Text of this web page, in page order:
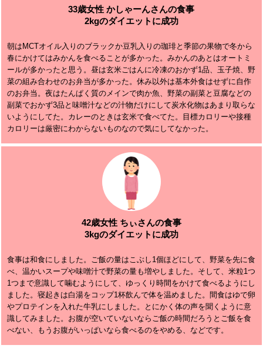
33歳女性 かしゃーんさんの食事
2kgのダイエットに成功
朝はMCTオイル入りのブラックか豆乳入りの珈琲と季節の果物で冬から
春にかけてはみかんを食べることが多かった。みかんのあとはオートミ
ールが多かったと思う。昼は玄米ごはんに冷凍のおかず1品、玉子焼、野
菜の組み合わせのお弁当が多かった。休み以外は基本外食はせずに自作
のお弁当。夜はたんぱく質のメインで肉か魚、野菜の副菜と豆腐などの
副菜でおかず3品と味噌汁などの汁物だけにして炭水化物はあまり取らな
いようにしてた。カレーのときは玄米で食べてた。目標カロリーや接種
カロリーは厳密にわからないものなので気にしてなかった。
42歳女性 ちぃさんの食事
3kgのダイエットに成功
食事は和食にしました。ご飯の量はこぶし1個ほどにして、野菜を先に食
べ、温かいスープや味噌汁で野菜の量も増やしました。そして、米粒1つ
1つまで意識して噛むようにして、ゆっくり時間をかけて食べるようにし
ました。寝起きは白湯をコップ1杯飲んで体を温めました。間食はゆで卵
やプロテインを入れた牛乳にしました。とにかく体の声を聞くように意
識してみました。お腹が空いていないならご飯の時間だろうとご飯を食
べない、もうお腹がいっぱいなら食べるのをやめる、などです。